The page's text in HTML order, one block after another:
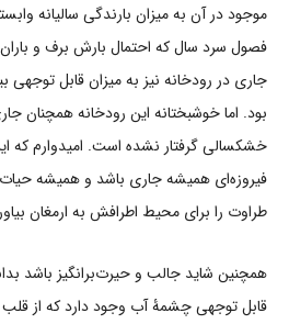
موجود در آن به میزان بارندگی سالیانه
فصول سرد سال که احتمال بارش برف و
جاری در رودخانه نیز به میزان قابل
بود. اما خوشبختانه این رودخانه همچنان
خشکسالی گرفتار نشده است. امیدوارم که
فیروزه‌ای همیشه جاری باشد و همیشه
طراوت را برای محیط اطرافش به ارمغان
همچنین شاید جالب و حیرت‌برانگیز باشد
قابل توجهی چشمۀ آب وجود دارد که از